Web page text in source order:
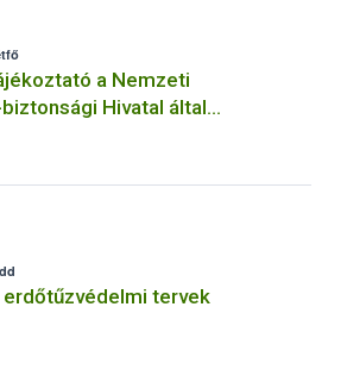
a Nemzeti
Hivatal által
felügyeleti
(FELIR) kapcsolódó
tervek